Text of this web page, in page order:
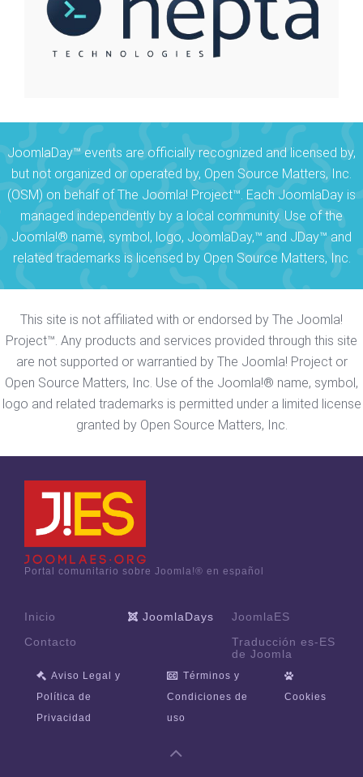
JoomlaDay™ events are officially recognized and licensed by,
but not organized or operated by, Open Source Matters, Inc.
(OSM) on behalf of The Joomla! Project™. Each JoomlaDay is
managed independently by a local community. Use of the
Joomla!® name, symbol, logo, JoomlaDay,™ and JDay™ and
related trademarks is licensed by Open Source Matters, Inc.
This site is not affiliated with or endorsed by The Joomla!
Project™. Any products and services provided through this site
are not supported or warrantied by The Joomla! Project or
Open Source Matters, Inc. Use of the Joomla!® name, symbol,
logo and related trademarks is permitted under a limited license
granted by Open Source Matters, Inc.
Portal comunitario sobre Joomla!® en español
Inicio JoomlaDays
JoomlaES
Contacto
Traducción es-ES
de Joomla
Aviso Legal y
Política de
Privacidad
Términos y
Condiciones de
uso
Cookies